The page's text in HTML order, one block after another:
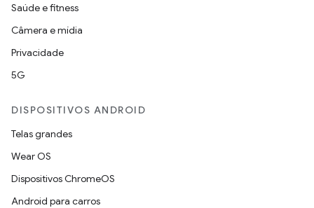
Saúde e fitness
Câmera e mídia
Privacidade
5G
DISPOSITIVOS ANDROID
Telas grandes
Wear OS
Dispositivos ChromeOS
Android para carros